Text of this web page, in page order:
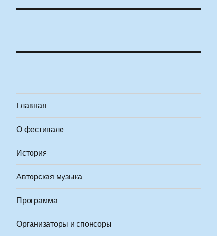
Главная
О фестивале
История
Авторская музыка
Программа
Организаторы и спонсоры